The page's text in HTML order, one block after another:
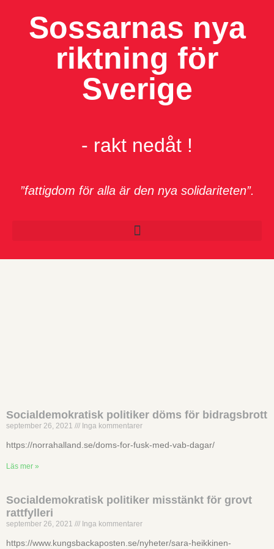
Sossarnas nya
riktning för
Sverige
- rakt nedåt !
”fattigdom för alla är den nya solidariteten”.
Socialdemokratisk politiker döms för bidragsbrott
september 26, 2021 Inga kommentarer
https://norrahalland.se/doms-for-fusk-med-vab-dagar/
Läs mer »
Socialdemokratisk politiker misstänkt för grovt
rattfylleri
september 26, 2021 Inga kommentarer
https://www.kungsbackaposten.se/nyheter/sara-heikkinen-